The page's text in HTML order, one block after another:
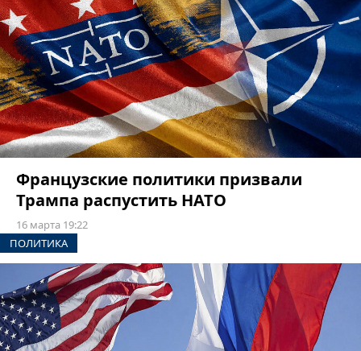
Французские политики призвали
Трампа распустить НАТО
16 марта 19:22
ПОЛИТИКА